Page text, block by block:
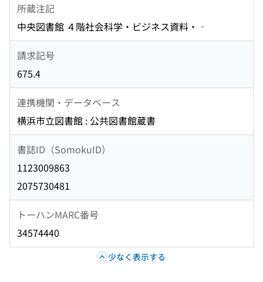
所蔵注記
中央図書館 ４階社会科学・ビジネス資料・‐
請求記号
675.4
連携機関・データベース
横浜市立図書館 : 公共図書館蔵書
書誌ID（SomokuID）
1123009863
2075730481
トーハンMARC番号
34574440
少なく表示する